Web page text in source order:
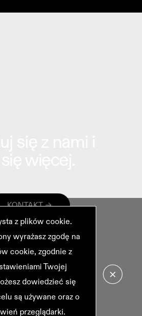
z plików cookie.
wyrażasz zgodę na
cookie, zgodnie z
Twojej
dowiedzieć się
są używane oraz o
przeglądarki.
KONTAKT
78 80